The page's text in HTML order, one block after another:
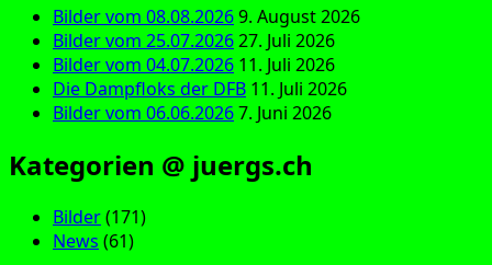
Bilder vom 08.08.20269. August 2026
Bilder vom 25.07.202627. Juli 2026
Bilder vom 04.07.2026 11. Juli 2026
Die Dampfloks der DFB 11. Juli 2026
Bilder vom 06.06.20267. Juni 2026
Kategorien @ juergs.ch
Bilder(171)
News (61)